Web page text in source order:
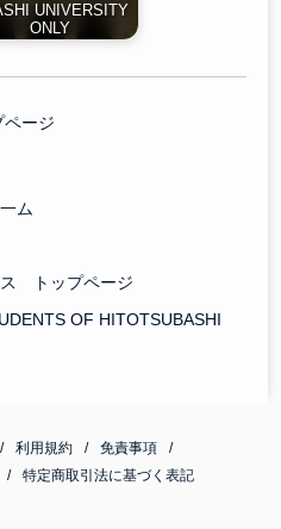
UNIVERSITY
ONLY
ージ
ム
トップページ
OF HITOTSUBASHI
利用規約
免責事項
特定商取引法に基づく表記